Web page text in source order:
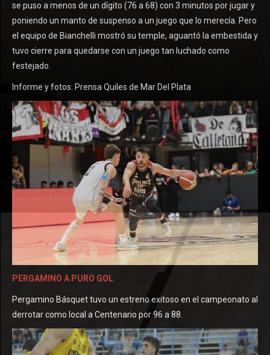
se puso a menos de un dígito (76 a 68) con 3 minutos por jugar y
poniendo un manto de suspenso a un juego que lo merecía. Pero
el equipo de Bianchelli mostró su temple, aguantó la embestida y
tuvo cierre para quedarse con un juego tan luchado como
festejado.
Informe y fotos: Prensa Quiles de Mar Del Plata
PERGAMINO A PURO GOL
Pergamino Básquet tuvo un estreno exitoso en el campeonato al
derrotar como local a Centenario por 96 a 88.